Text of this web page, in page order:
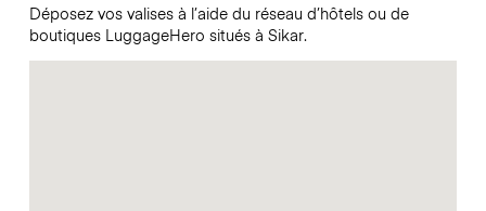
Déposez vos valises à l’aide du réseau d’hôtels ou de
boutiques LuggageHero situés à Sikar.